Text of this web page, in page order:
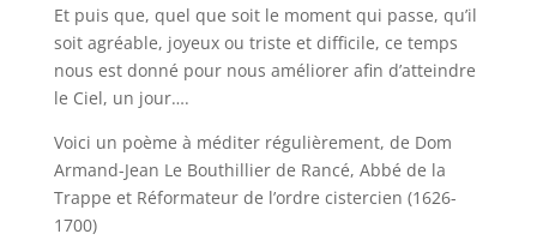
Et puis que, quel que soit le moment qui passe, qu’il
soit agréable, joyeux ou triste et difficile, ce temps
nous est donné pour nous améliorer afin d’atteindre
le Ciel, un jour….
Voici un poème à méditer régulièrement, de Dom
Armand-Jean Le Bouthillier de Rancé, Abbé de la
Trappe et Réformateur de l’ordre cistercien (1626-
1700)